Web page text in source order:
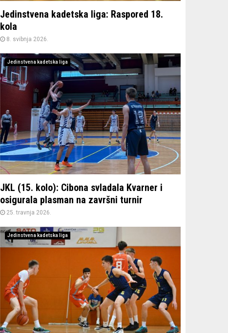
Jedinstvena kadetska liga: Raspored 18.
kola
8. svibnja 2026.
Jedinstvena kadetska liga
JKL (15. kolo): Cibona svladala Kvarner i
osigurala plasman na završni turnir
25. travnja 2026.
Jedinstvena kadetska liga